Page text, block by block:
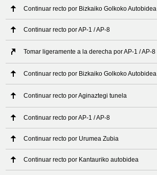
Continuar recto por Bizkaiko Golkoko Autobidea
Continuar recto por AP-1 / AP-8
Tomar ligeramente a la derecha por AP-1 / AP-8
Continuar recto por Bizkaiko Golkoko Autobidea
Continuar recto por Aginaztegi tunela
Continuar recto por AP-1 / AP-8
Continuar recto por Urumea Zubia
Continuar recto por Kantauriko autobidea